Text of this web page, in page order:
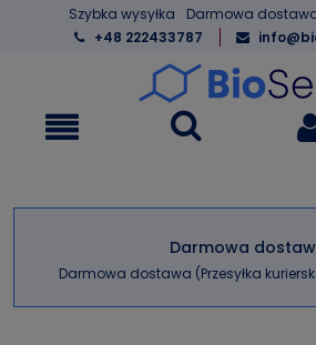
Szybka wysyłka
Darmowa
+48 222433787
Darmowa
Darmowa dostawa (Przesyłka